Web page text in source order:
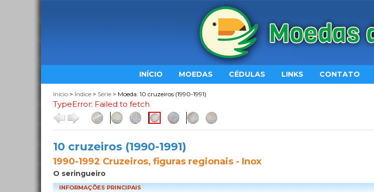
INÍCIO MOEDAS CÉDULAS LINKS CONTATO
Início > Índice > Série > Moeda: 10 cruzeiros (1990-1991)
TypeError: Failed to fetch
10 cruzeiros (1990-1991)
1990-1992 Cruzeiros, figuras regionais - Inox
O seringueiro
INFORMAÇÕES PRINCIPAIS